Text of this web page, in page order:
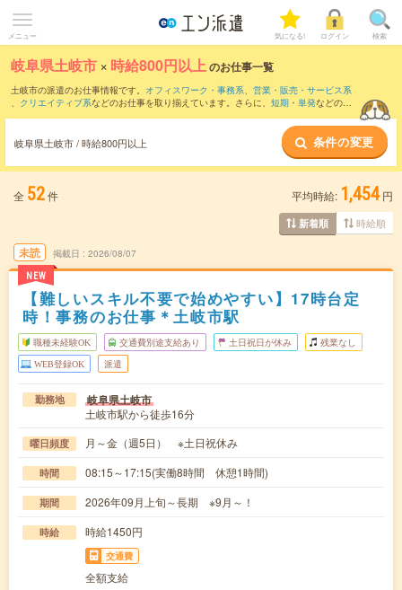
メニュー 気になる! ログイン 検索
岐阜県土岐市 × 時給800円以上のお仕事一覧
土岐市の派遣のお仕事情報です。 オフィスワーク・事務系、 営業・販売・サービス系
、 クリエイティブ系などのお仕事を取り揃えています。さらに、 短期 ・ 単発などの期
時給1100円以上 ・1800円以上の求人はこちら
当サイトでは法令を遵守し、最低賃金以上の求人のみを掲載しています。
岐阜県土岐市 / 時給800円以上 条件の変更
全 52件 平均時給: 1,454 円
新着順 時給順
未読
NEW
掲載日 2026/08/07
【難しいスキル不要で始めやすい】17時台定
時！事務のお仕事＊土岐市駅
職種未経験OK 交通費別途支給あり 土日祝日が休み 残業なし
WEB登録OK 派遣
勤務地 岐阜県土岐市
土岐市駅から徒歩16分
曜日頻度 月～金（週5日） ※土日祝休み
時間 08:15～17:15(実働8時間 休憩1時間)
期間 2026年09月上旬～長期 ※9月～！
時給 時給1450円
交通費
全額支給